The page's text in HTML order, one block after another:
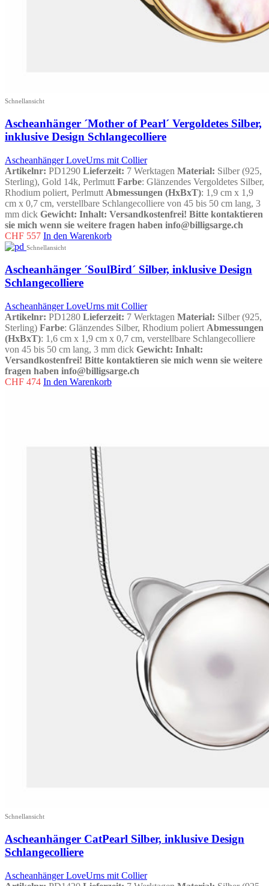
Schnellansicht
Ascheanhänger ´Mother of Pearl´ Vergoldetes Silber,
inklusive Design Schlangecolliere
Ascheanhänger LoveUrns mit Collier
Artikelnr: PD1290 Lieferzeit: 7 Werktagen Material: Silber (925,
Sterling), Gold 14k, Perlmutt Farbe: Glänzendes Vergoldetes Silber,
Rhodium poliert, Perlmutt Abmessungen (HxBxT): 1,9 cm x 1,9
cm x 0,7 cm, verstellbare Schlangecolliere von 45 bis 50 cm lang, 3
mm dick Gewicht: Inhalt: Versandkostenfrei! Bitte kontaktieren
sie mich wenn sie weitere fragen haben info@billigsarge.ch
CHF 557 In den Warenkorb
Schnellansicht
Ascheanhänger ´SoulBird´ Silber, inklusive Design
Schlangecolliere
Ascheanhänger LoveUrns mit Collier
Artikelnr: PD1280 Lieferzeit: 7 Werktagen Material: Silber (925,
Sterling) Farbe: Glänzendes Silber, Rhodium poliert Abmessungen
(HxBxT): 1,6 cm x 1,9 cm x 0,7 cm, verstellbare Schlangecolliere
von 45 bis 50 cm lang, 3 mm dick Gewicht: Inhalt:
Versandkostenfrei! Bitte kontaktieren sie mich wenn sie weitere
fragen haben info@billigsarge.ch
CHF 474 In den Warenkorb
Schnellansicht
Ascheanhänger CatPearl Silber, inklusive Design
Schlangecolliere
Ascheanhänger LoveUrns mit Collier